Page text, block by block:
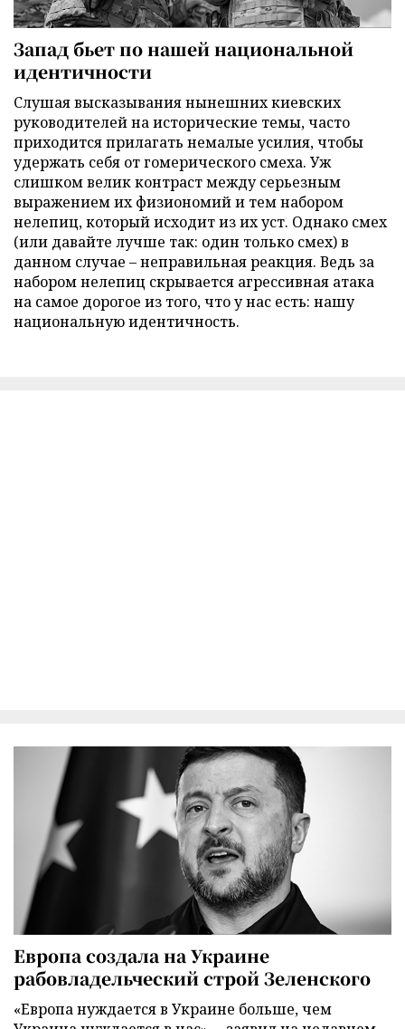
Запад бьет по нашей национальной
идентичности
Слушая высказывания нынешних киевских
руководителей на исторические темы, часто
приходится прилагать немалые усилия, чтобы
удержать себя от гомерического смеха. Уж
слишком велик контраст между серьезным
выражением их физиономий и тем набором
нелепиц, который исходит из их уст. Однако смех
(или давайте лучше так: один только смех) в
данном случае – неправильная реакция. Ведь за
набором нелепиц скрывается агрессивная атака
на самое дорогое из того, что у нас есть: нашу
национальную идентичность.
Европа создала на Украине
рабовладельческий строй Зеленского
«Европа нуждается в Украине больше, чем